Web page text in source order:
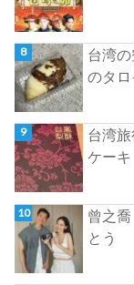
台湾
のタ
台湾
ケーキ
曾之
とう